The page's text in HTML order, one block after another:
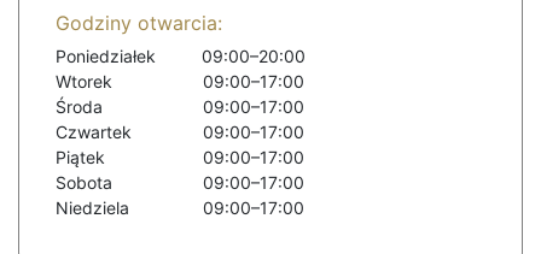
Godziny otwarcia:
Poniedziałek
09:00–20:00
Wtorek
09:00–17:00
Środa
09:00–17:00
Czwartek
09:00–17:00
Piątek
09:00–17:00
Sobota
09:00–17:00
Niedziela
09:00–17:00